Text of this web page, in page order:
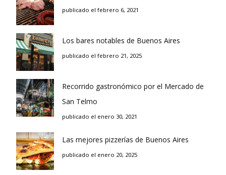
publicado el febrero 6, 2021
Los bares notables de Buenos Aires
publicado el febrero 21, 2025
Recorrido gastronómico por el Mercado de
San Telmo
publicado el enero 30, 2021
Las mejores pizzerías de Buenos Aires
publicado el enero 20, 2025